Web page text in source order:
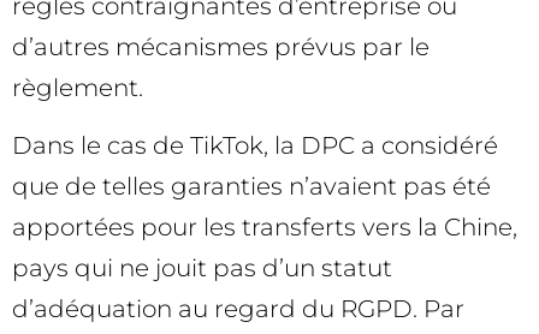
d’autres mécanismes prévus par le
règlement.
Dans le cas de TikTok, la DPC a considéré
que de telles garanties n’avaient pas été
apportées pour les transferts vers la Chine,
pays qui ne jouit pas d’un statut
d’adéquation au regard du RGPD. Par